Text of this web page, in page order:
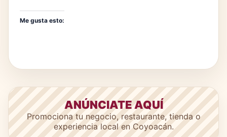
Me gusta esto:
ANÚNCIATE AQUÍ
Promociona tu negocio, restaurante, tienda o
experiencia local en Coyoacán.